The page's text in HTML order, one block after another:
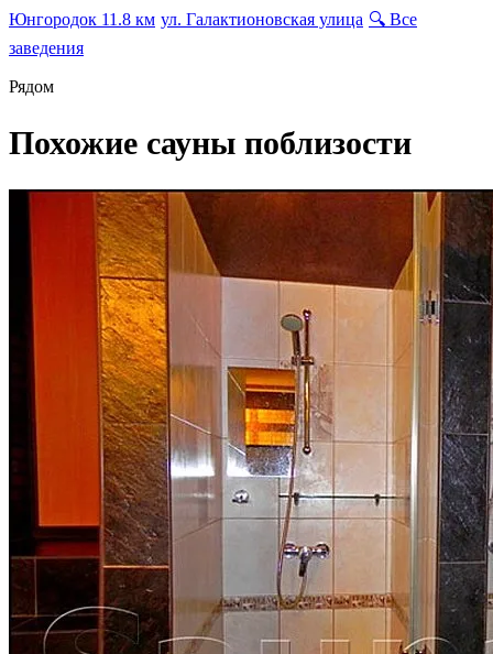
Юнгородок 11.8 км ул. Галактионовская улица 🔍 Все
заведения
Рядом
Похожие сауны поблизости